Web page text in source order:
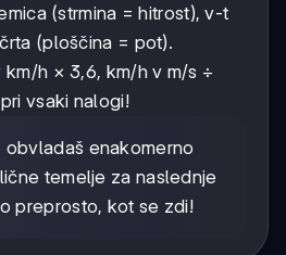
(strmina = hitrost), v-t
(ploščina = pot).
km/h × 3,6, km/h v m/s ÷
vsaki nalogi!
obvladaš enakomerno
temelje za naslednje
preprosto, kot se zdi!